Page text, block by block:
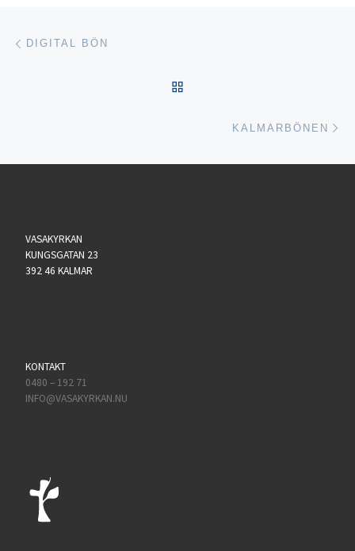
Inläggsnavigering
DIGITAL BÖN
KALMARBÖNEN
VASAKYRKAN
KUNGSGATAN 23
392 46 KALMAR
KONTAKT
0480 – 192 71
INFO@VASAKYRKAN.NU